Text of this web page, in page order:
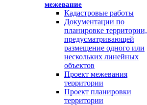
межевание
Кадастровые работы
Документации по
планировке территории,
предусматривающей
размещение одного или
нескольких линейных
объектов
Проект межевания
территории
Проект планировки
территории